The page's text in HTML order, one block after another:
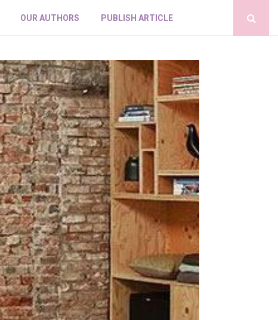
OUR AUTHORS PUBLISH ARTICLE